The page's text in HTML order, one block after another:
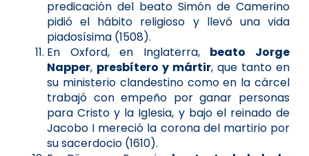
predicación del beato Simón de Camerino
pidió el hábito religioso y llevó una vida
piadosísima (1508).
En Oxford, en Inglaterra, beato Jorge
Napper, presbítero y mártir, que tanto en
su ministerio clandestino como en la cárcel
trabajó con empeño por ganar personas
para Cristo y la Iglesia, y bajo el reinado de
Jacobo I mereció la corona del martirio por
su sacerdocio (1610).